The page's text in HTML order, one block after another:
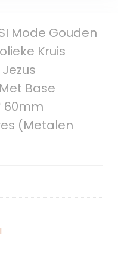
Mode Gouden
Kruis
Base
60mm
(Metalen